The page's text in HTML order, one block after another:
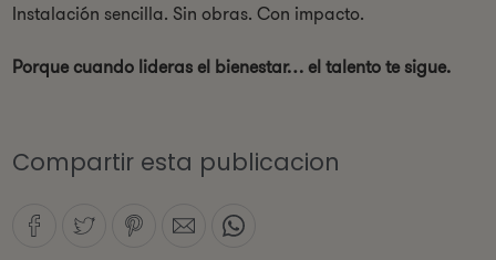
Instalación sencilla. Sin obras. Con impacto.
Porque cuando lideras el bienestar… el talento te sigue.
Compartir esta publicacion